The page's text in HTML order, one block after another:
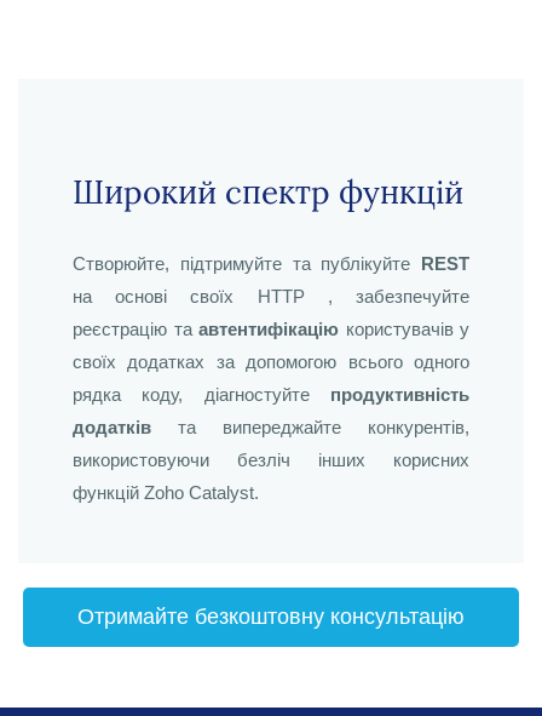
Широкий спектр функцій
Створюйте, підтримуйте та публікуйте REST
на основі своїх HTTP , забезпечуйте
реєстрацію та автентифікацію користувачів у
своїх додатках за допомогою всього одного
рядка коду, діагностуйте продуктивність
додатків та випереджайте конкурентів,
використовуючи безліч інших корисних
функцій Zoho Catalyst.
Отримайте безкоштовну консультацію